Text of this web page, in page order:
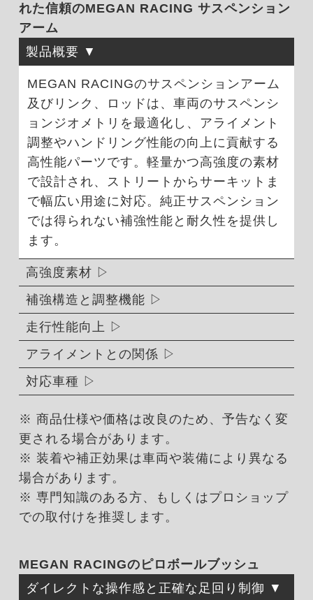
れた信頼のMEGAN RACING サスペンション
アーム
製品概要
MEGAN RACINGのサスペンションアーム
及びリンク、ロッドは、車両のサスペンシ
ョンジオメトリを最適化し、アライメント
調整やハンドリング性能の向上に貢献する
高性能パーツです。軽量かつ高強度の素材
で設計され、ストリートからサーキットま
で幅広い用途に対応。純正サスペンション
では得られない補強性能と耐久性を提供し
ます。
高強度素材
補強構造と調整機能
走行性能向上
アライメントとの関係
対応車種
※ 商品仕様や価格は改良のため、予告なく変
更される場合があります。
※ 装着や補正効果は車両や装備により異なる
場合があります。
※ 専門知識のある方、もしくはプロショップ
での取付けを推奨します。
MEGAN RACINGのピロボールブッシュ
ダイレクトな操作感と正確な足回り制御